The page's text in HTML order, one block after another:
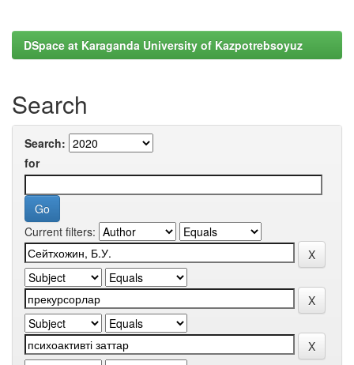
DSpace at Karaganda University of Kazpotrebsoyuz
Search
Search:
for
Current filters: